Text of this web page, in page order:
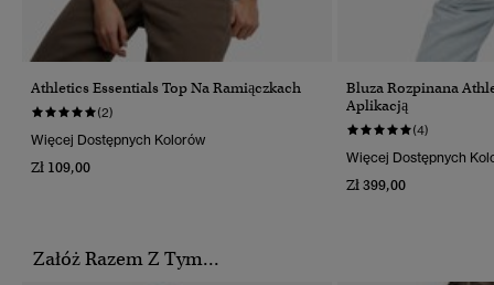
Athletics Essentials Top Na Ramiączkach
(2)
Więcej Dostępnych Kolorów
Zł 109,00
Bluza Rozpinana
Aplikacją
(4)
Więcej Dostępnych
Zł 399,00
Załóż Razem Z Tym...